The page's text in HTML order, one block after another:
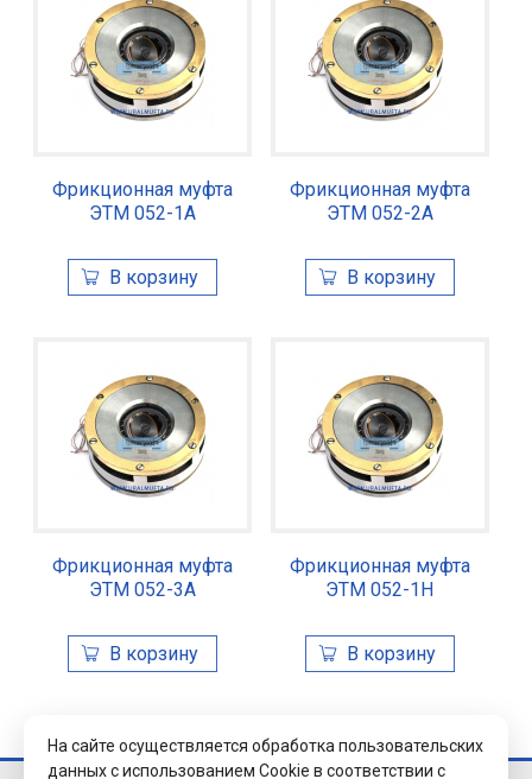
Фрикционная муфта
ЭТМ 052-1А
Фрикционная муфта
ЭТМ 052-2А
Фрикционная муфта
ЭТМ 052-3А
Фрикционная муфта
ЭТМ 052-1Н
На сайте осуществляется обработка пользовательских
данных с использованием Cookie в соответствии с